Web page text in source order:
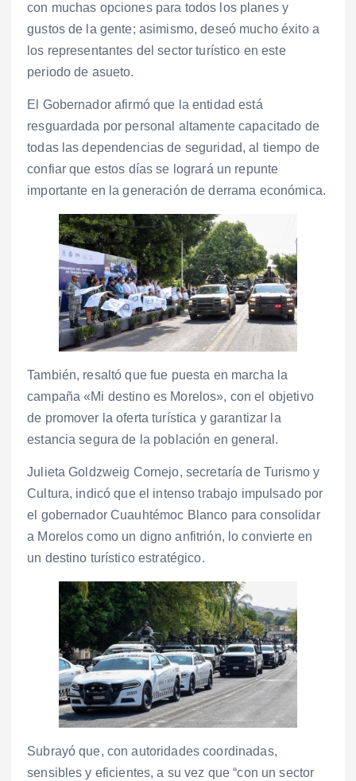
con muchas opciones para todos los planes y
gustos de la gente; asimismo, deseó mucho éxito a
los representantes del sector turístico en este
periodo de asueto.
El Gobernador afirmó que la entidad está
resguardada por personal altamente capacitado de
todas las dependencias de seguridad, al tiempo de
confiar que estos días se logrará un repunte
importante en la generación de derrama económica.
También, resaltó que fue puesta en marcha la
campaña «Mi destino es Morelos», con el objetivo
de promover la oferta turística y garantizar la
estancia segura de la población en general.
Julieta Goldzweig Cornejo, secretaría de Turismo y
Cultura, indicó que el intenso trabajo impulsado por
el gobernador Cuauhtémoc Blanco para consolidar
a Morelos como un digno anfitrión, lo convierte en
un destino turístico estratégico.
Subrayó que, con autoridades coordinadas,
sensibles y eficientes, a su vez que “con un sector